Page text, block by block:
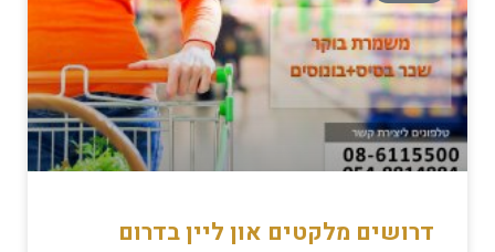
דרושים מלקטים און ליין בדרום